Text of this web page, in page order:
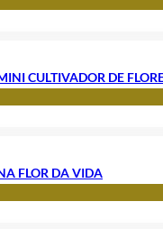
CULTIVADOR DE
FLOR DA VIDA